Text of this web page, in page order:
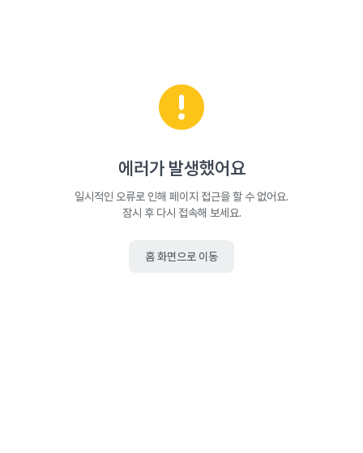
에러가 발생했어요
일시적인 오류로 인해 페이지 접근을 할 수 없어요.
잠시 후 다시 접속해 보세요.
홈 화면으로 이동